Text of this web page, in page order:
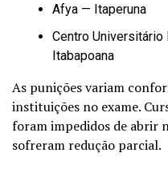
Afya — Itaperuna
Centro
Itabapoana
As punições variam
instituições no exame.
foram impedidos de abrir
sofreram redução parcial.